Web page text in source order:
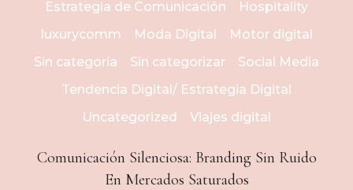
Estrategia de Comunicación
Hospitality
luxurycomm
Moda Digital
Motor digital
Sin categoría
Sin categorizar
Social Media
Tendencia Digital/ Estrategia Digital
Uncategorized
Viajes digital
Comunicación Silenciosa: Branding Sin Ruido
En Mercados Saturados